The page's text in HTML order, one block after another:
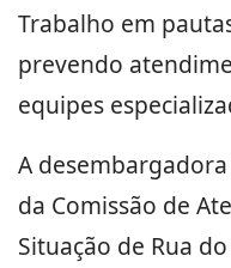
Trabalho em
prevendo
equipes
A
da Comissão de
Situação de Rua